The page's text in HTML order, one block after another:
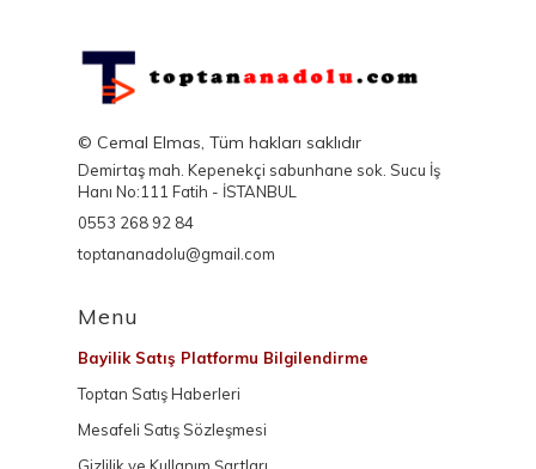
© Cemal Elmas, Tüm hakları saklıdır
Demirtaş mah. Kepenekçi sabunhane sok. Sucu İş
Hanı No:111 Fatih - İSTANBUL
0553 268 92 84
toptananadolu@gmail.com
Menu
Bayilik Satış Platformu Bilgilendirme
Toptan Satış Haberleri
Mesafeli Satış Sözleşmesi